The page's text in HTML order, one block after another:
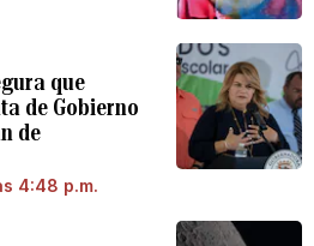
que
de Gobierno
de
4:48 p.m.